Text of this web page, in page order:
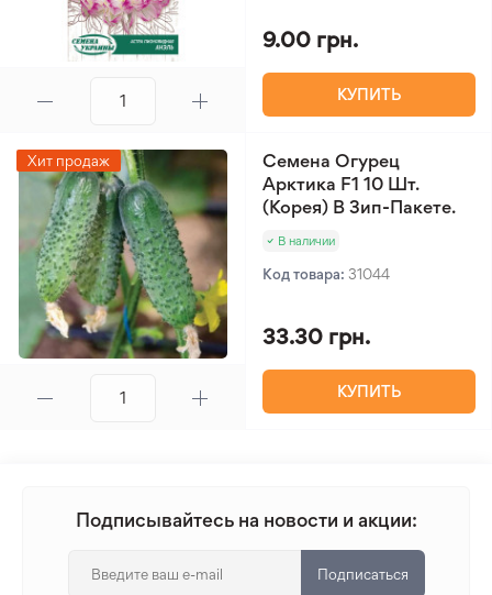
9.00 грн.
КУПИТЬ
Хит продаж
Семена Огурец
Арктика F1 10 Шт.
(Корея) В Зип-Пакете.
В наличии
Код товара: 31044
33.30 грн.
КУПИТЬ
Подписывайтесь на новости и акции:
Подписаться